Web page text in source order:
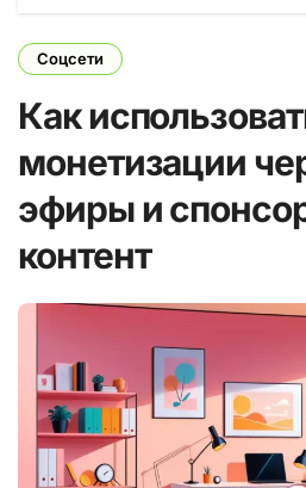
Соцсети
Как
монетизации
эфиры и
контент